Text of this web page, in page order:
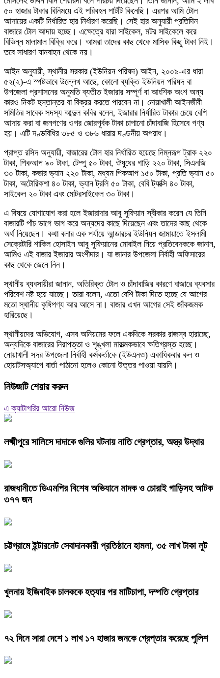
৫০ হাজার টাকার বিনিময়ে এই পরিবহন পার্টটি কিনেছি। এরপর আমি টোল
আদায়ের একটি নির্ধারিত হার নির্ধারণ করেছি। সেই হার অনুযায়ী প্রতিদিন
বাজারে টোল আদায় হচ্ছে। এক্ষেত্রে যারা সাইকেল, মটর সাইকেলে করে
বিভিন্ন মালামাল বিক্রি করে। আমরা তাদের কাছ থেকে মাসিক কিছু টাকা নিই।
তবে সাধারণ যানবাহন থেকে নয়।
আইন অনুযায়ী, স্থানীয় সরকার (ইউনিয়ন পরিষদ) আইন, ২০০৯-এর ধারা
৫২(২)-এ স্পষ্টভাবে উল্লেখ আছে, কোনো ব্যক্তি ইউনিয়ন পরিষদ বা
উপজেলা প্রশাসনের অনুমতি ব্যতীত ইজারার সম্পূর্ণ বা আংশিক অংশ অন্য
কারও নিকট হস্তান্তর বা বিক্রয় করতে পারবেন না। নোয়াখালী আইনজীবী
সমিতির সাবেক সদস্য আব্দুল কবির বলেন, ইজারার নির্ধারিত টাকার চেয়ে বেশি
আদায় করা বা জনগণের ওপর জোরপূর্বক টাকা চাপানো চাঁদাবাজি হিসেবে গণ্য
হয়। এটি দণ্ডবিধির ৩৮৫ ও ৩৮৬ ধারায় দণ্ডনীয় অপরাধ।
প্রাপ্ত রসিদ অনুযায়ী, বাজারের টোল হার নির্ধারিত হয়েছে নিম্নরূপ ট্রাক ২২০
টাকা, পিকআপ ৯০ টাকা, টেম্পু ৫০ টাকা, ঔষুধের গাড়ি ২২০ টাকা, সিএনজি
৩০ টাকা, কভার ভ্যান ২২০ টাকা, মধ্যম পিকআপ ১৫০ টাকা, প্রতি ভ্যান ৫০
টাকা, অটোরিকশা ৪০ টাকা, ভ্যান ট্রলি ৫০ টাকা, বেবি ট্যাক্সি ৪০ টাকা,
সাইকেল ২০ টাকা এবং মোটরসাইকেল ৩০ টাকা।
এ বিষয়ে যোগাযোগ করা হলে ইজারাদার আবু সুফিয়ান স্বীকার করেন যে তিনি
বাজারটি পাঁচ ভাগে ভাগ করে অন্যদের কাছে দিয়েছেন এবং তাদের কাছ থেকে
অর্থ নিয়েছেন। কথা বলার এক পর্যায়ে আন্ডারচর ইউনিয়ন জামায়াতে ইসলামী
সেক্রেটারি শাকিল হোসাইন আবু সুফিয়ানের মোবাইল নিয়ে প্রতিবেদককে জানান,
আমিও এই বাজার ইজারার অংশীদার। যা জানার উপজেলা নির্বাহী অফিসারের
কাছ থেকে জেনে নিন।
স্থানীয় ব্যবসায়ীরা জানান, অতিরিক্ত টোল ও চাঁদাবাজির কারণে বাজারে ব্যবসার
পরিবেশ নষ্ট হয়ে যাচ্ছে। তারা বলেন, এতো বেশি টাকা দিতে হচ্ছে যে আগের
মতো স্থানীয় কৃষিপণ্য আর আসে না। বাজার এখন আগের সেই জাঁকজমক
হারিয়েছে।
স্থানীয়দের অভিযোগ, এসব অনিয়মের ফলে একদিকে সরকার রাজস্ব হারাচ্ছে,
অন্যদিকে বাজারের নিরাপত্তা ও শৃঙ্খলা মারাত্মকভাবে ক্ষতিগ্রস্ত হচ্ছে।
নোয়াখালী সদর উপজেলা নির্বাহী কর্মকর্তাকে (ইউএনও) একাধিকবার কল ও
হোয়াটসঅ্যাপে বার্তা পাঠানো হলেও কোনো উত্তর পাওয়া যায়নি।
নিউজটি শেয়ার করুন
এ ক্যাটাগরির আরো নিউজ
লক্ষ্মীপুরে সালিসে দাদাকে গুলির ঘটনায় নাতি গ্রেপ্তার, অস্ত্র উদ্ধার
রাজধানীতে ডিএমপির বিশেষ অভিযানে মাদক ও চোরাই গাড়িসহ আটক
৩৭৭ জন
চট্টগ্রামে ইন্টারনেট সেবাদানকারী প্রতিষ্ঠানে হামলা, ৩৫ লাখ টাকা লুট
খুলনায় ইজিবাইক চালককে হত্যার পর মাটিচাপা, দম্পতি গ্রেপ্তার
৭২ দিনে সারা দেশে ১ লাখ ১৭ হাজার জনকে গ্রেপ্তার করেছে পুলিশ